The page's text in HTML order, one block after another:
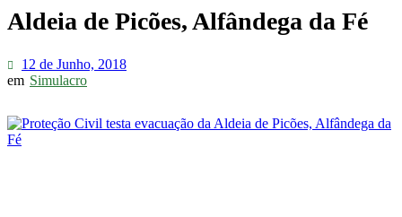
Aldeia de Picões, Alfândega da Fé
12 de Junho, 2018
em Simulacro